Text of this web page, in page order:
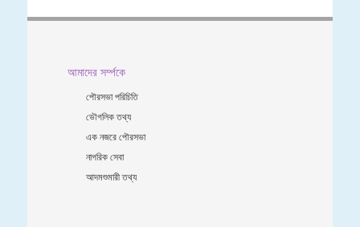
আমাদের সর্ম্পকে
পৌরসভা পরিচিতি
ভৌগলিক তথ্য
এক নজরে পৌরসভা
নাগরিক সেবা
আদমশুমারী তথ্য